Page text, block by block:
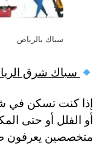
سباك بالرياض
سباك شرق
إذا كنت تسكن في
أو الفلل أو حتى
متخصصين يعرفون